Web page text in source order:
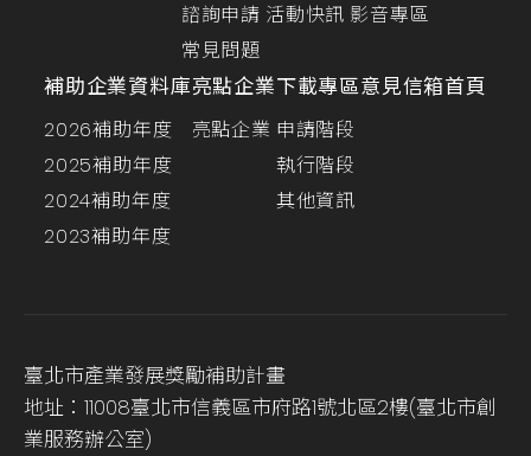
諮詢申請
常見問題
活動快訊 影音專區
補助企業資料庫
2026補助年度
2025補助年度
2024補助年度
2023補助年度
亮點企業
亮點企業
下載專區
申請階段
執行階段
其他資訊
意見信箱首頁
臺北市產業發展獎勵補助計畫
地址：11008臺北市信義區市府路1號北區2樓(臺北市創
業服務辦公室)